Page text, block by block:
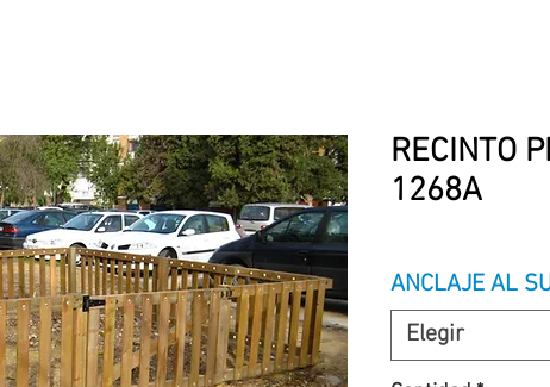
RECINTO
1268A
ANCLAJE AL
Elegir